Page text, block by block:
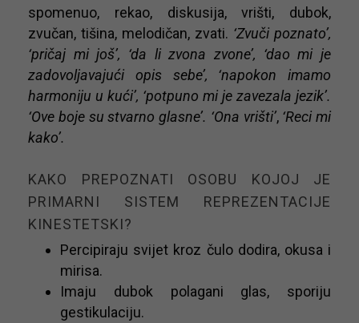
spomenuo, rekao, diskusija, vrišti, dubok,
zvučan, tišina, melodičan, zvati. ‘Zvuči poznato’,
‘pričaj mi još’, ‘da li zvona zvone’, ‘dao mi je
zadovoljavajući opis sebe’, ‘napokon imamo
harmoniju u kući’, ‘potpuno mi je zavezala jezik’.
‘Ove boje su stvarno glasne’. ‘Ona vrišti’, ‘Reci mi
kako’.
KAKO PREPOZNATI OSOBU KOJOJ JE
PRIMARNI SISTEM REPREZENTACIJE
KINESTETSKI?
Percipiraju svijet kroz čulo dodira, okusa i
mirisa.
Imaju dubok polagani glas, sporiju
gestikulaciju.